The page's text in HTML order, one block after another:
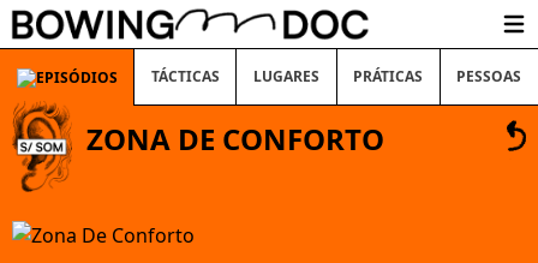
TÁCTICAS LUGARES PRÁTICAS PESSOAS
ZONA DE CONFORTO